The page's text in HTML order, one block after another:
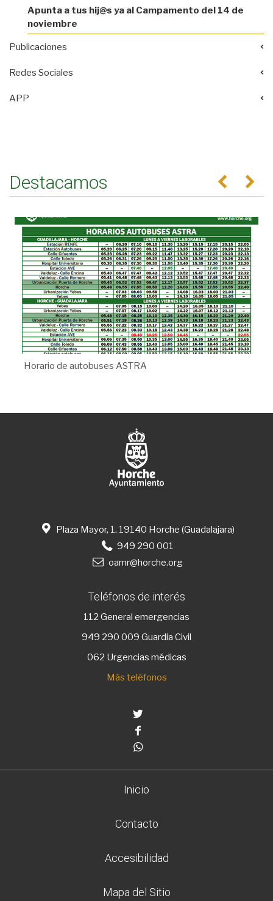
Apunta a tus hij@s ya al Campamento del 14 de
noviembre
Publicaciones
Redes Sociales
APP
Destacamos Anterior
Horario de autobuses ASTRA
Plaza Mayor, 1. 19140 Horche (Guadalajara)
949 290 001
oamr@horche.org
Teléfonos de interés
112 General emergencias
949 290 009 Guardia Civil
062 Urgencias médicas
Más teléfonos
Inicio
Contacto
Accesibilidad
Mapa del Sitio